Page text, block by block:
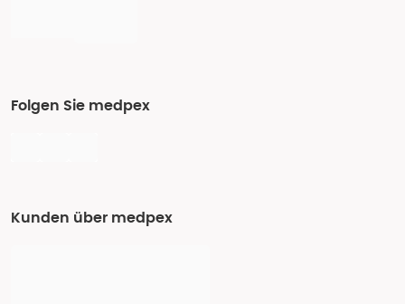
Folgen Sie medpex
Kunden über medpex